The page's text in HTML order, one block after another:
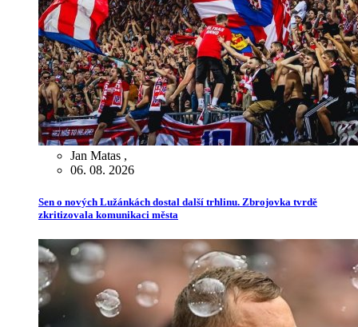
Jan Matas ,
06. 08. 2026
Sen o nových Lužánkách dostal další trhlinu. Zbrojovka tvrdě
zkritizovala komunikaci města